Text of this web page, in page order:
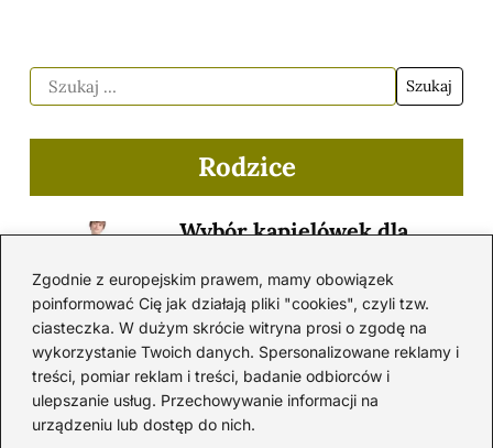
Zgodnie z europejskim prawem, mamy obowiązek
poinformować Cię jak działają pliki "cookies", czyli tzw.
ciasteczka. W dużym skrócie witryna prosi o zgodę na
wykorzystanie Twoich danych. Spersonalizowane reklamy i
treści, pomiar reklam i treści, badanie odbiorców i
ulepszanie usług. Przechowywanie informacji na
urządzeniu lub dostęp do nich.
Rodzice
Wybór kąpielówek dla
porady dla rodziców
młodych pływaków
Jak wygląda życie samotnej
matki: codzienne